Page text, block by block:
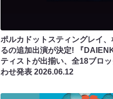
ポルカドットスティングレイ
るの追加出演が決定! 『
ティストが出揃い、全18ブロ
わせ発表 2026.06.12